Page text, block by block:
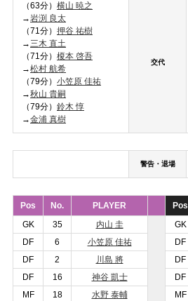
（63分） 横山 暁之
→岩渕 良太
（71分） 押谷 祐樹
→三木 直土
（71分） 榎本 啓吾
→松村 航希
（79分） 小笠原 佳祐
→秋山 貴嗣
（79分） 鈴木 惇
→金浦 真樹
交代
警告・退場
Pos No. PLAYER Pos
GK
35 内山 圭 GK
DF
6 小笠原 佳祐 DF
DF
2 川島 將 DF
DF
16 神谷 凱士 DF
MF
18 水野 泰輔 MF